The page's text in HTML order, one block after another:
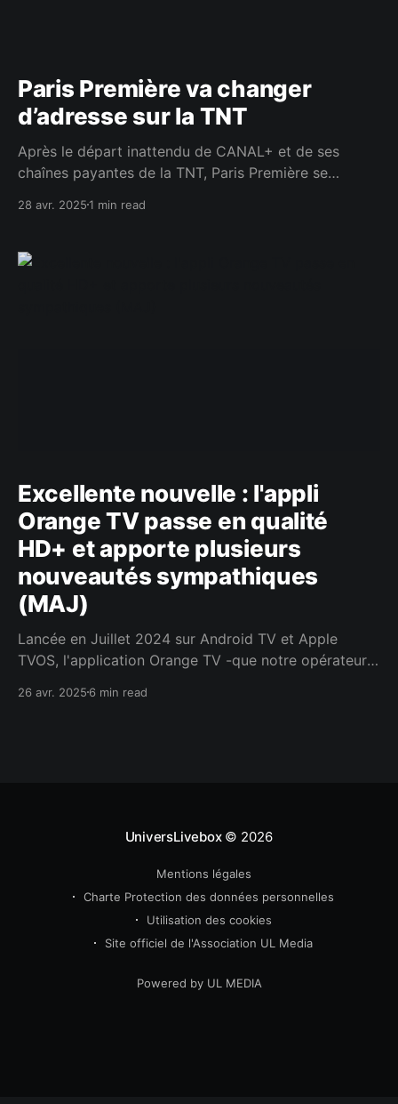
Paris Première va changer
d’adresse sur la TNT
Après le départ inattendu de CANAL+ et de ses
chaînes payantes de la TNT, Paris Première se
situation pas vraiment idéale, qui pousse la chaîne à
l’Arcom (le régulateur de l’audiovisuel) a
28 avr. 20251 min read
Excellente nouvelle : l'appli
Orange TV passe en qualité
HD+ et apporte plusieurs
nouveautés sympathiques
(MAJ)
Lancée en Juillet 2024 sur Android TV et Apple
TVOS, l'application Orange TV -que notre opérateur
permet de profiter de la TV d'Orange sur les
26 avr. 2025 6 min read
UniversLivebox© 2026
Mentions légales
Charte Protection des données personnelles
Utilisation des cookies
Site officiel de l'Association UL Media
Powered by UL MEDIA